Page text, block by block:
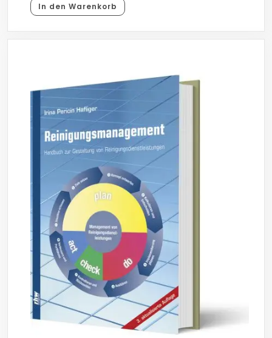
In den Warenkorb